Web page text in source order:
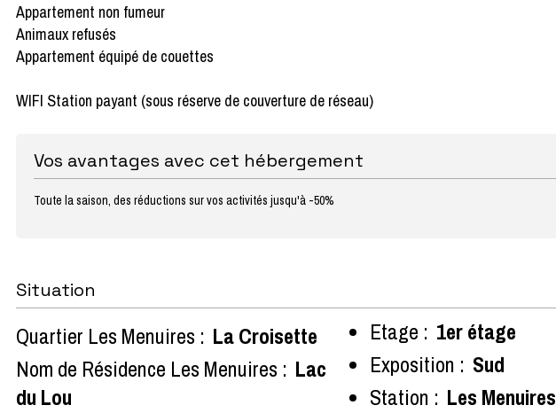
Appartement non fumeur
Animaux refusés
Appartement équipé de couettes
WIFI Station payant (sous réserve de couverture de réseau)
Vos avantages avec cet hébergement
Toute la saison, des réductions sur vos activités jusqu'à -50%
Situation
Quartier Les Menuires : La Croisette
Nom de Résidence Les Menuires : Lac
du Lou
Etage : 1er étage
Exposition : Sud
Station : Les Menuires